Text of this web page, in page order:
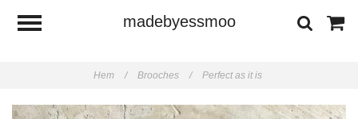
madebyessmoo
Hem / Brooches / Perfect as it is